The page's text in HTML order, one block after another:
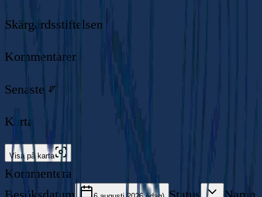
Skärgårdsstiftelsen
Kommentarer
Senaste
Karta
Visa på karta
Kommentera